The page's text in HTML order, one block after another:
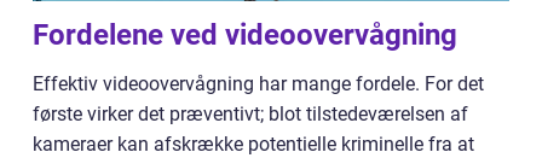
Fordelene ved videoovervågning
Effektiv videoovervågning har mange fordele. For det
første virker det præventivt; blot tilstedeværelsen af
kameraer kan afskrække potentielle kriminelle fra at